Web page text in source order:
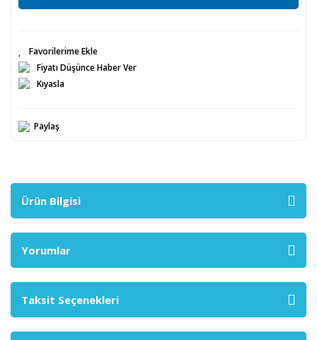
Fiyatı Düşünce Haber Ver
Kıyasla
Paylaş
Ürün Bilgisi
Yorumlar
Taksit Seçenekleri